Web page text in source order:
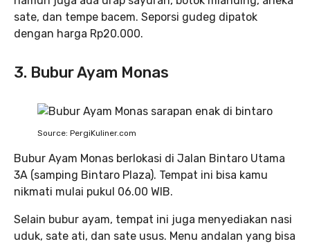
sate, dan tempe bacem. Seporsi gudeg dipatok
dengan harga Rp20.000.
3. Bubur Ayam Monas
Source: PergiKuliner.com
Bubur Ayam Monas berlokasi di Jalan Bintaro Utama
3A (samping Bintaro Plaza). Tempat ini bisa kamu
nikmati mulai pukul 06.00 WIB.
Selain bubur ayam, tempat ini juga menyediakan nasi
uduk, sate ati, dan sate usus. Menu andalan yang bisa